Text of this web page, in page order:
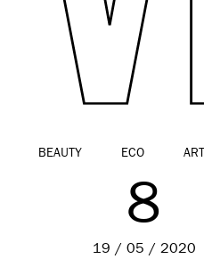
BEAUTY ECO ART
8
19 / 05 / 2020